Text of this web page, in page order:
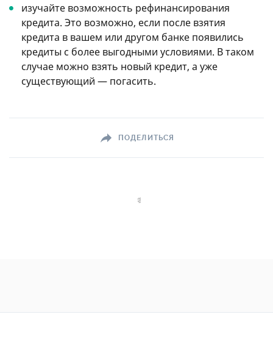
изучайте возможность рефинансирования
кредита. Это возможно, если после взятия
кредита в вашем или другом банке появились
кредиты с более выгодными условиями. В таком
случае можно взять новый кредит, а уже
существующий — погасить.
ПОДЕЛИТЬСЯ